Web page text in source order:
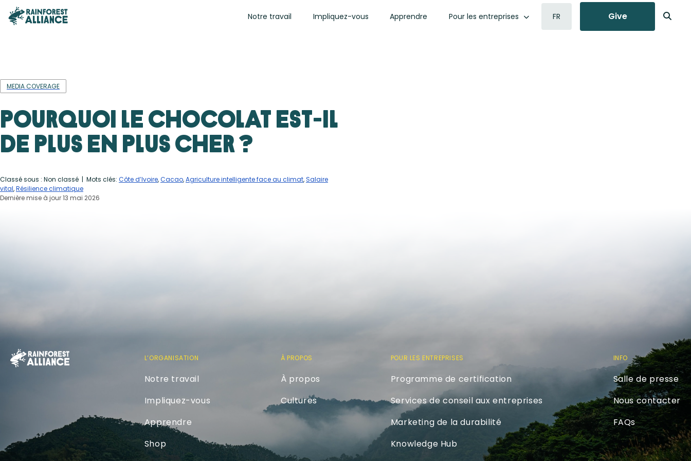
Notre travail Impliquez-vous Apprendre Pour les entreprises FR Give
MEDIA COVERAGE
Pourquoi le chocolat est-il
de plus en plus cher ?
Classé sous : Non classé | Mots clés: Côte d’Ivoire,Cacao,Agriculture intelligente face au climat,Salaire
vital,Résilience climatique
Dernière mise à jour 13 mai 2026
L’ORGANISATION
Notre travail
Impliquez-vous
Apprendre
Shop
À PROPOS
À propos
Cultures
POUR LES ENTREPRISES
Programme de certification
Services de conseil aux entreprises
Marketing de la durabilité
Knowledge Hub
INFO
Salle de presse
Nous contacter
FAQs